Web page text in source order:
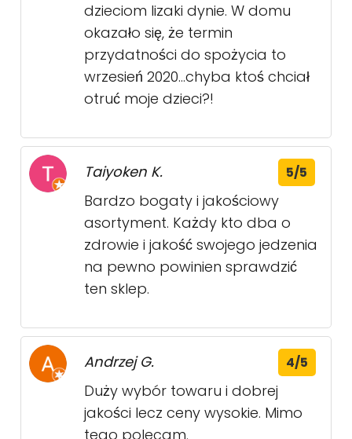
dzieciom lizaki dynie. W domu
okazało się, że termin
przydatności do spożycia to
wrzesień 2020...chyba ktoś chciał
otruć moje dzieci?!
Taiyoken K. 5/5
Bardzo bogaty i jakościowy
asortyment. Każdy kto dba o
zdrowie i jakość swojego jedzenia
na pewno powinien sprawdzić
ten sklep.
Andrzej G. 4/5
Duży wybór towaru i dobrej
jakości lecz ceny wysokie. Mimo
tego polecam.